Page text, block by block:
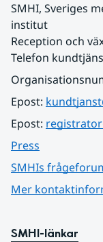
SMHI, Sveriges
institut
Reception och
Telefon
Epost:
Epost:
Press
SMHIs
Mer
SMHI-länkar